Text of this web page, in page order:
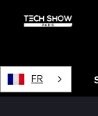
FR